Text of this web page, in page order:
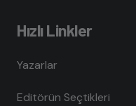
Hızlı Linkler
Yazarlar
Editörün Seçtikleri